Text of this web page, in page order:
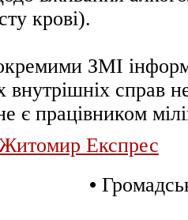
крові).
ЗМІ
внутрішніх справ
є працівником
Експрес
•